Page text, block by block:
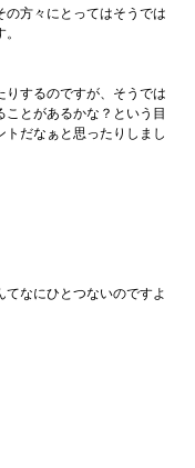
の方々にとってはそうでは
りするのですが、そうでは
とがあるかな？という目
だなぁと思ったりしまし
なにひとつないのですよ